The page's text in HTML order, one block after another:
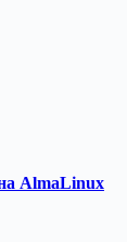
AlmaLinux